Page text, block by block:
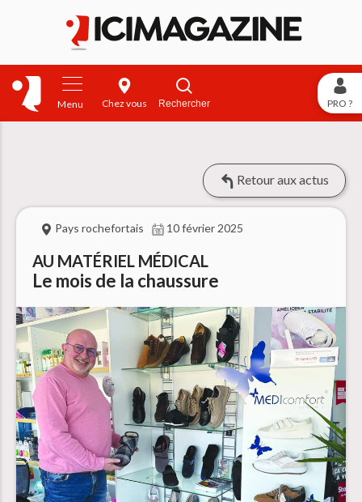
Menu Chez vous Rechercher PRO ?
Retour aux actus
Pays rochefortais 10 février 2025
AU MATÉRIEL MÉDICAL
Le mois de la chaussure